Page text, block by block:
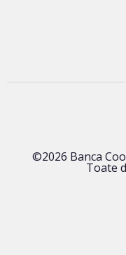
©2026 Banca
Toate